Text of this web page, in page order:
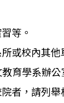
等。
或校內其他
育學系辦公
者，請列舉